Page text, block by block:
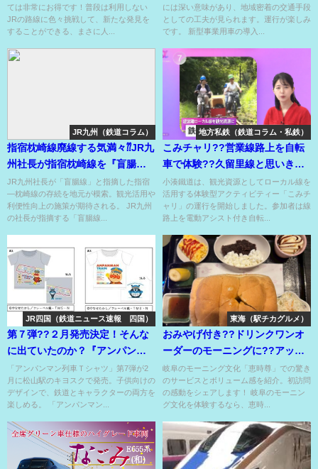
ては非常にお得です！普段は利用しない
JRの路線に色々挑戦して、新たな発見を
することができる、まさに人...
には深い意味があり、地域密着の交通手段
としての工夫が見られます。運行が楽しみ
です。 新型事業用車の導入...
JR九州（鉄道コラム）
指宿枕崎線廃線する気満々⁇JR九
州社長が指宿枕崎線を『盲腸
線』と発言・切り易さを示唆⁇
JR九州社長が「盲腸線」と指摘した指宿
―枕崎線の存続を地元が模索。観光活用や
利便性向上の施策が期待される。 JR九州
の社長が指摘する「盲腸線...
地方私鉄（鉄道コラム・私鉄）
こみチャリ??営業線路上を自転
車で体験??久留里線と思いきや
小湊鉄道で実現⁉
小湊鐵道は、観光資源としてローカル線を
活用する体験型アクティビティー「こみチ
ャリ」の運行を開始しました。参加者は線
路上を電動アシスト付き自転...
JR四国（鉄道ニュース速報 四国）
第７弾??２月発売決定！そんな
に出ていたのか？『アンパンマ
ン列車Ｔシャツ』⁉
「アンパンマン列車Ｔシャツ」第7弾が2
月に松山駅のキヨスクで発売。子供向けの
デザインで、鉄道とキャラクターの両方を
楽しめる。 「アンパンマン...
東海（駅チカグルメ）
おみやげ付き??ドリンクワンオ
ーダーのモーニングに??アップ
グレードがすごすぎる??
岐阜のモーニング文化「恵時尊」での驚き
のサービスとボリューム感を紹介。初訪問
の感動をシェアします！ 岐阜のモーニン
グ文化を体験するなら、恵時...